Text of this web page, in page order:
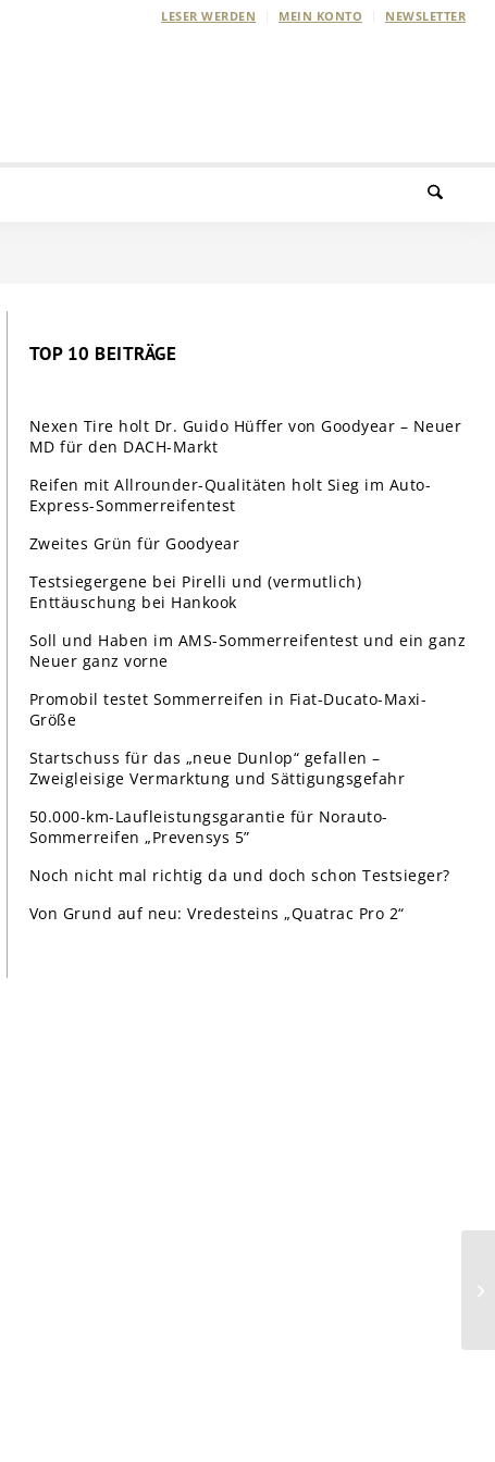
LESER WERDEN MEIN KONTO NEWSLETTER
TOP 10 BEITRÄGE
Nexen Tire holt Dr. Guido Hüffer von Goodyear – Neuer
MD für den DACH-Markt
Reifen mit Allrounder-Qualitäten holt Sieg im Auto-
Express-Sommerreifentest
Zweites Grün für Goodyear
Testsiegergene bei Pirelli und (vermutlich)
Enttäuschung bei Hankook
Soll und Haben im AMS-Sommerreifentest und ein ganz
Neuer ganz vorne
Promobil testet Sommerreifen in Fiat-Ducato-Maxi-
Größe
Startschuss für das „neue Dunlop“ gefallen –
Zweigleisige Vermarktung und Sättigungsgefahr
50.000-km-Laufleistungsgarantie für Norauto-
Sommerreifen „Prevensys 5”
Noch nicht mal richtig da und doch schon Testsieger?
Von Grund auf neu: Vredesteins „Quatrac Pro 2“